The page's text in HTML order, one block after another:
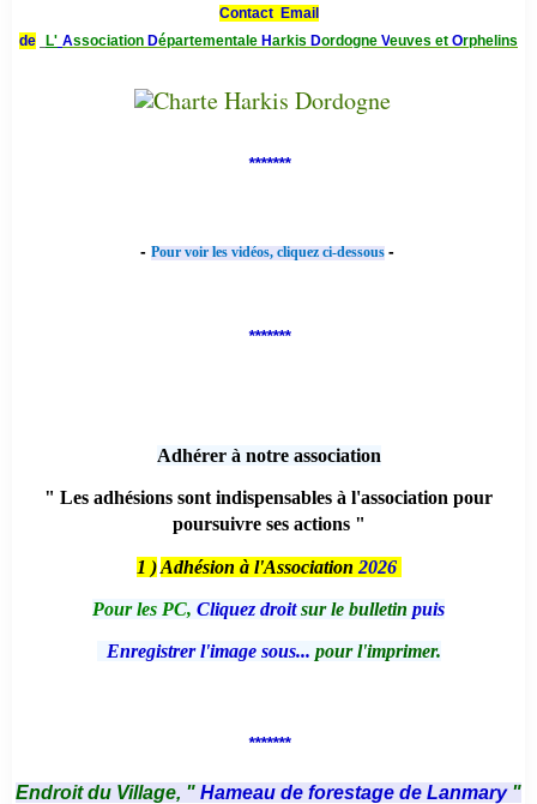
Contact Email
de
L' Association Départementale Harkis Dordogne Veuves et Orphelins
*******
- Pour voir les vidéos, cliquez ci-dessous -
*******
Adhérer à notre association
" Les adhésions sont indispensables à l'association pour
poursuivre ses actions "
1 ) Adhésion à l'Association 2026
Pour les PC, Cliquez droitsur le bulletin puis
Enregistrer l'image sous... pour l'imprimer.
*******
Endroit du Village, " Hameau de forestage de Lanmary "